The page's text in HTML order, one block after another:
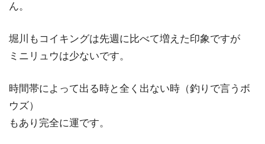
ん。
堀川もコイキングは先週に比べて増えた印象ですが
ミニリュウは少ないです。
時間帯によって出る時と全く出ない時（釣りで言うボ
ウズ）
もあり完全に運です。